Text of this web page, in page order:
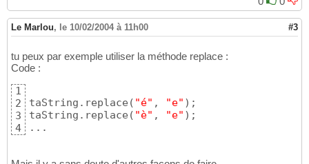
Le Marlou, le 10/02/2004 à 11h00 #3
tu peux par exemple utiliser la méthode replace :
Code :
1
2
3
4
taString.replace ( "é" , "e" ) ;
taString.replace ( "è" , "e" ) ;
...